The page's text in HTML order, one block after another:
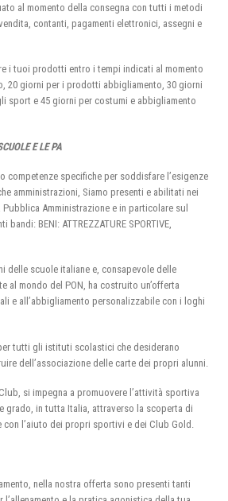
al momento della consegna con tutti i metodi
contanti, pagamenti elettronici, assegni e
i tuoi prodotti entro i tempi indicati al momento
20 giorni per i prodotti abbigliamento, 30 giorni
sport e 45 giorni per costumi e abbigliamento
E LE PA
competenze specifiche per soddisfare l’esigenze
amministrazioni, Siamo presenti e abilitati nei
Amministrazione e in particolare sul
BENI: ATTREZZATURE SPORTIVE,
delle scuole italiane e, consapevole delle
al mondo del PON, ha costruito un’offerta
e all’abbigliamento personalizzabile con i loghi
tutti gli istituti scolastici che desiderano
dell’associazione delle carte dei propri alunni.
si impegna a promuovere l’attività sportiva
grado, in tutta Italia, attraverso la scoperta di
l’aiuto dei propri sportivi e dei Club Gold.
nella nostra offerta sono presenti tanti